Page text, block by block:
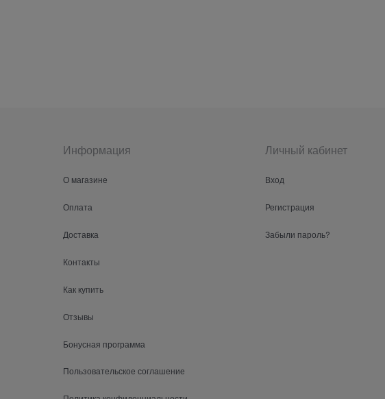
Информация
О магазине
Оплата
Доставка
Контакты
Как купить
Отзывы
Бонусная программа
Пользовательское соглашение
Личный кабинет
Вход
Регистрация
Забыли пароль?